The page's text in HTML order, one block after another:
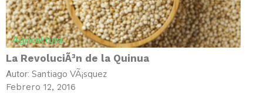
Agricultura
La RevoluciÃ³n de la Quinua
Autor: Santiago VÃ¡squez
Febrero 12, 2016